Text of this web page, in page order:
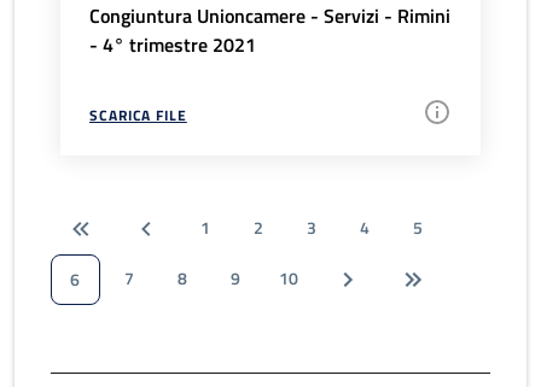
Congiuntura Unioncamere - Servizi - Rimini
- 4° trimestre 2021
SCARICA FILE
1 2 3 4
5
6
7 8 9 10